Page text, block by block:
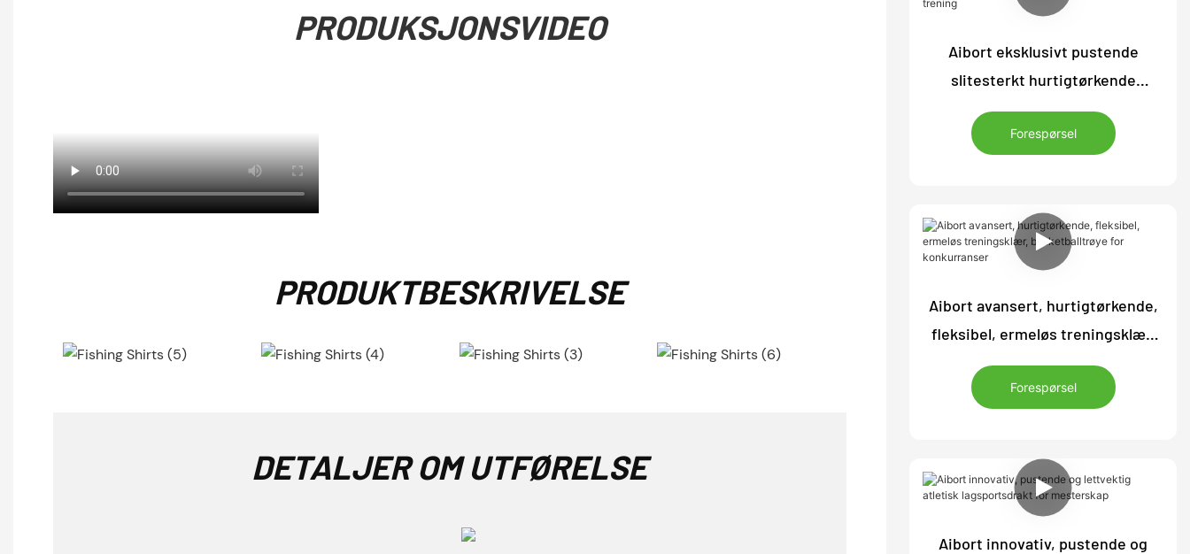
PRODUKSJONSVIDEO
PRODUKTBESKRIVELSE
DETALJER OM UTFØRELSE
Aibort eksklusivt pustende
slitesterkt hurtigtørkende
atletisk klær basketballtrøye for
trening
Forespørsel
Aibort avansert, hurtigtørkende,
fleksibel, ermeløs treningsklær,
basketballtrøye for konkurranser
Forespørsel
Aibort innovativ, pustende og